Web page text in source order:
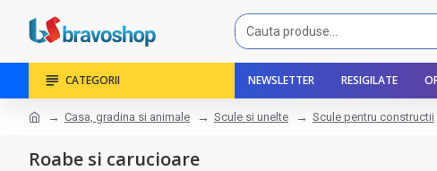
CATEGORII NEWSLETTER RESIGILATE
Casa, gradina si animale Scule si unelte Scule pentru constructii
Roabe si carucioare